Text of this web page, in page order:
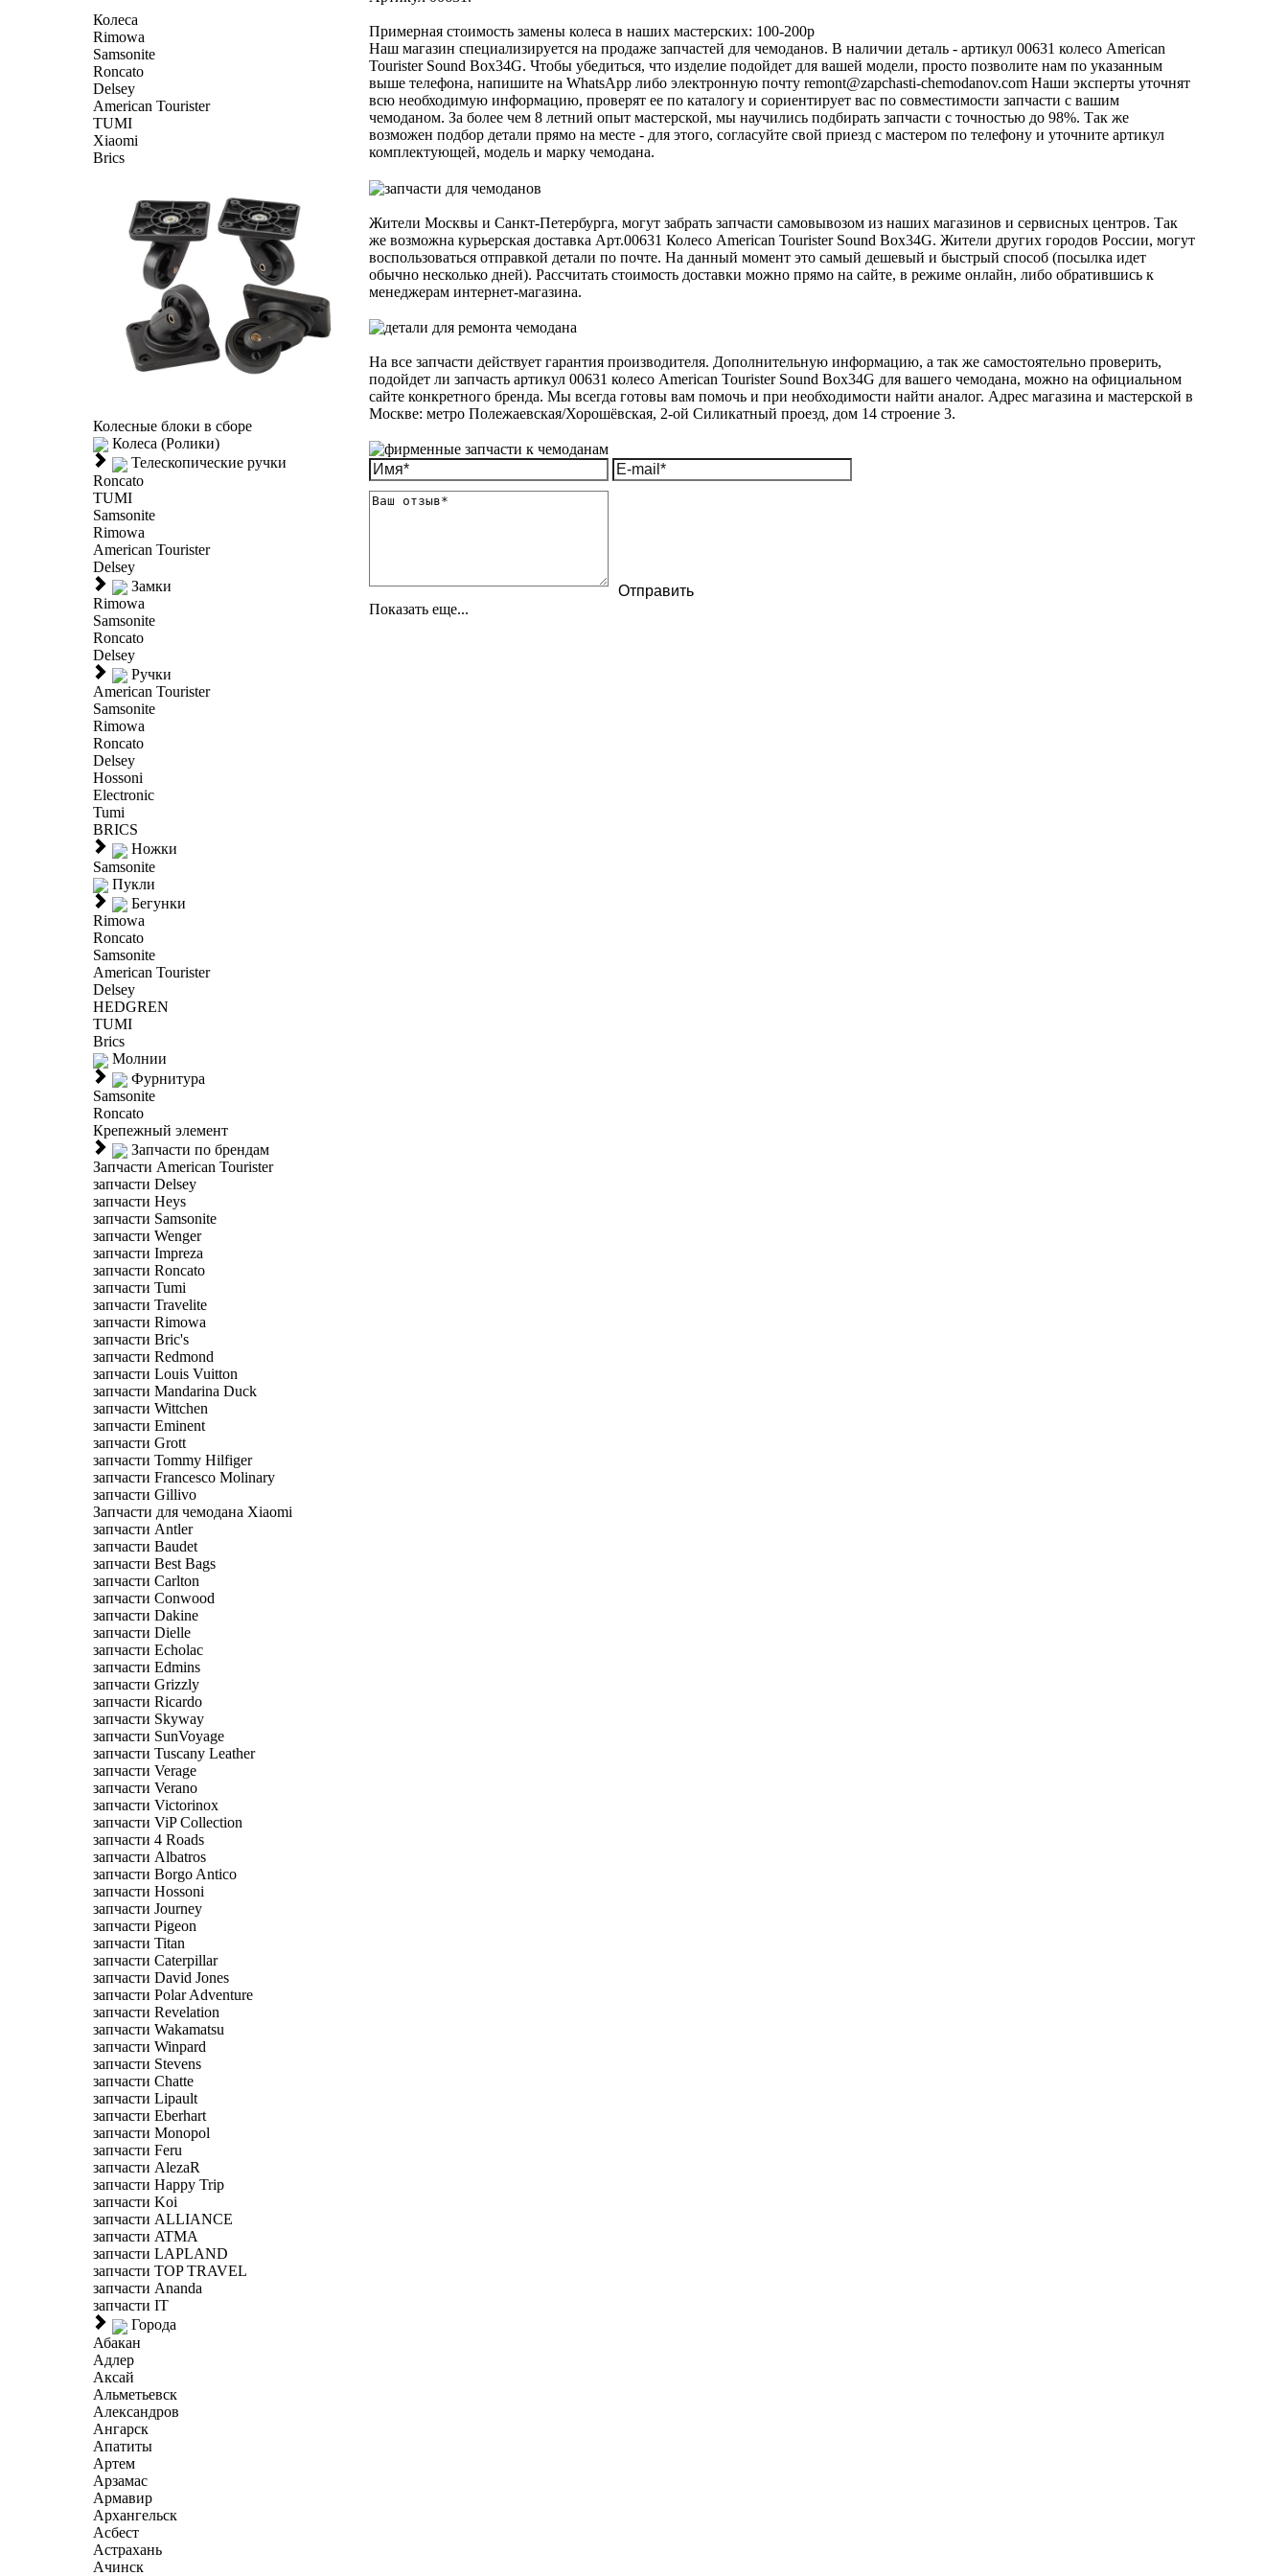
Колеса
Rimowa
Samsonite
Roncato
Delsey
American Tourister
TUMI
Xiaomi
Brics
Колесные блоки в сборе
Колеса (Ролики)
Телескопические ручки
Roncato
TUMI
Samsonite
Rimowa
American Tourister
Delsey
Замки
Rimowa
Samsonite
Roncato
Delsey
Ручки
American Tourister
Samsonite
Rimowa
Roncato
Delsey
Hossoni
Electronic
Tumi
BRICS
Ножки
Samsonite
Пукли
Бегунки
Rimowa
Roncato
Samsonite
American Tourister
Delsey
HEDGREN
TUMI
Brics
Молнии
Фурнитура
Samsonite
Roncato
Крепежный элемент
Запчасти по брендам
Запчасти American Tourister
запчасти Delsey
запчасти Heys
запчасти Samsonite
запчасти Wenger
запчасти Impreza
запчасти Roncato
запчасти Tumi
запчасти Travelite
запчасти Rimowa
запчасти Bric's
запчасти Redmond
запчасти Louis Vuitton
запчасти Mandarina Duck
запчасти Wittchen
запчасти Eminent
запчасти Grott
запчасти Tommy Hilfiger
запчасти Francesco Molinary
запчасти Gillivo
Запчасти для чемодана Xiaomi
запчасти Antler
запчасти Baudet
запчасти Best Bags
запчасти Carlton
запчасти Conwood
запчасти Dakine
запчасти Dielle
запчасти Echolac
запчасти Edmins
запчасти Grizzly
запчасти Ricardo
запчасти Skyway
запчасти SunVoyage
запчасти Tuscany Leather
запчасти Verage
запчасти Verano
запчасти Victorinox
запчасти ViP Collection
запчасти 4 Roads
запчасти Albatros
запчасти Borgo Antico
запчасти Hossoni
запчасти Journey
запчасти Pigeon
запчасти Titan
запчасти Caterpillar
запчасти David Jones
запчасти Polar Adventure
запчасти Revelation
запчасти Wakamatsu
запчасти Winpard
запчасти Stevens
запчасти Chatte
запчасти Lipault
запчасти Eberhart
запчасти Monopol
запчасти Feru
запчасти AlezaR
запчасти Happy Trip
запчасти Koi
запчасти ALLIANCE
запчасти ATMA
запчасти LAPLAND
запчасти TOP TRAVEL
запчасти Ananda
запчасти IT
Города
Абакан
Адлер
Аксай
Альметьевск
Александров
Ангарск
Апатиты
Артем
Арзамас
Армавир
Архангельск
Асбест
Астрахань
Ачинск
Примерная стоимость замены колеса в наших мастерских: 100-200р
Наш магазин специализируется на продаже запчастей для чемоданов. В наличии деталь - артикул 00631 колесо American
Tourister Sound Box34G. Чтобы убедиться, что изделие подойдет для вашей модели, просто позволите нам по указанным
выше телефона, напишите на WhatsApp либо электронную почту remont@zapchasti-chemodanov.comНаши эксперты уточнят
всю необходимую информацию, проверят ее по каталогу и сориентирует вас по совместимости запчасти с вашим
чемоданом. За более чем 8 летний опыт мастерской, мы научились подбирать запчасти с точностью до 98%. Так же
возможен подбор детали прямо на месте - для этого, согласуйте свой приезд с мастером по телефону и уточните артикул
комплектующей, модель и марку чемодана.
Жители Москвы и Санкт-Петербурга, могут забрать запчасти самовывозом из наших магазинов и сервисных центров. Так
же возможна курьерская доставка Арт.00631 Колесо American Tourister Sound Box34G. Жители других городов России, могут
воспользоваться отправкой детали по почте. На данный момент это самый дешевый и быстрый способ (посылка идет
обычно несколько дней). Рассчитать стоимость доставки можно прямо на сайте, в режиме онлайн, либо обратившись к
менеджерам интернет-магазина.
На все запчасти действует гарантия производителя. Дополнительную информацию, а так же самостоятельно проверить,
подойдет ли запчасть артикул 00631 колесо American Tourister Sound Box34G для вашего чемодана, можно на официальном
сайте конкретного бренда. Мы всегда готовы вам помочь и при необходимости найти аналог. Адрес магазина и мастерской в
Москве: метро Полежаевская/Хорошёвская, 2-ой Силикатный проезд, дом 14 строение 3.
Показать еще...